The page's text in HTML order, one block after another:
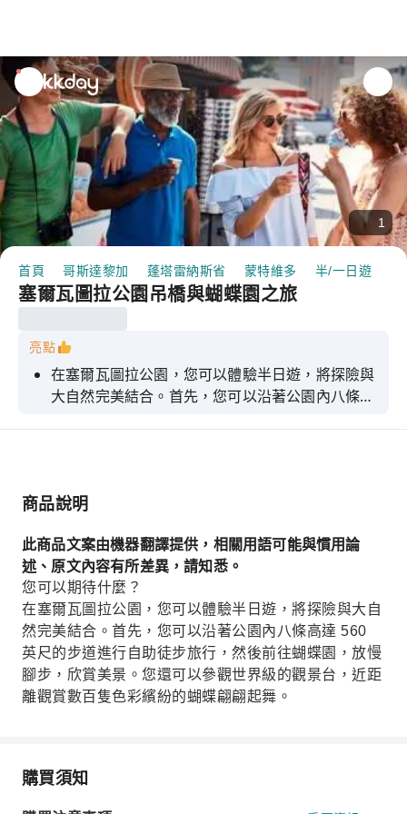
unread
notifications
1
首頁 哥斯達黎加 蓬塔雷納斯省 蒙特維多 半/一日遊
塞爾瓦圖拉公園吊橋與蝴蝶園之旅
亮點
在塞爾瓦圖拉公園，您可以體驗半日遊，將探險與
大自然完美結合。首先，您可以沿著公園內八條高
商品說明
此商品文案由機器翻譯提供，相關用語可能與慣用論
述、原文內容有所差異，請知悉。
您可以期待什麼？
在塞爾瓦圖拉公園，您可以體驗半日遊，將探險與大自
然完美結合。首先，您可以沿著公園內八條高達 560
英尺的步道進行自助徒步旅行，然後前往蝴蝶園，放慢
腳步，欣賞美景。您還可以參觀世界級的觀景台，近距
離觀賞數百隻色彩繽紛的蝴蝶翩翩起舞。
購買須知